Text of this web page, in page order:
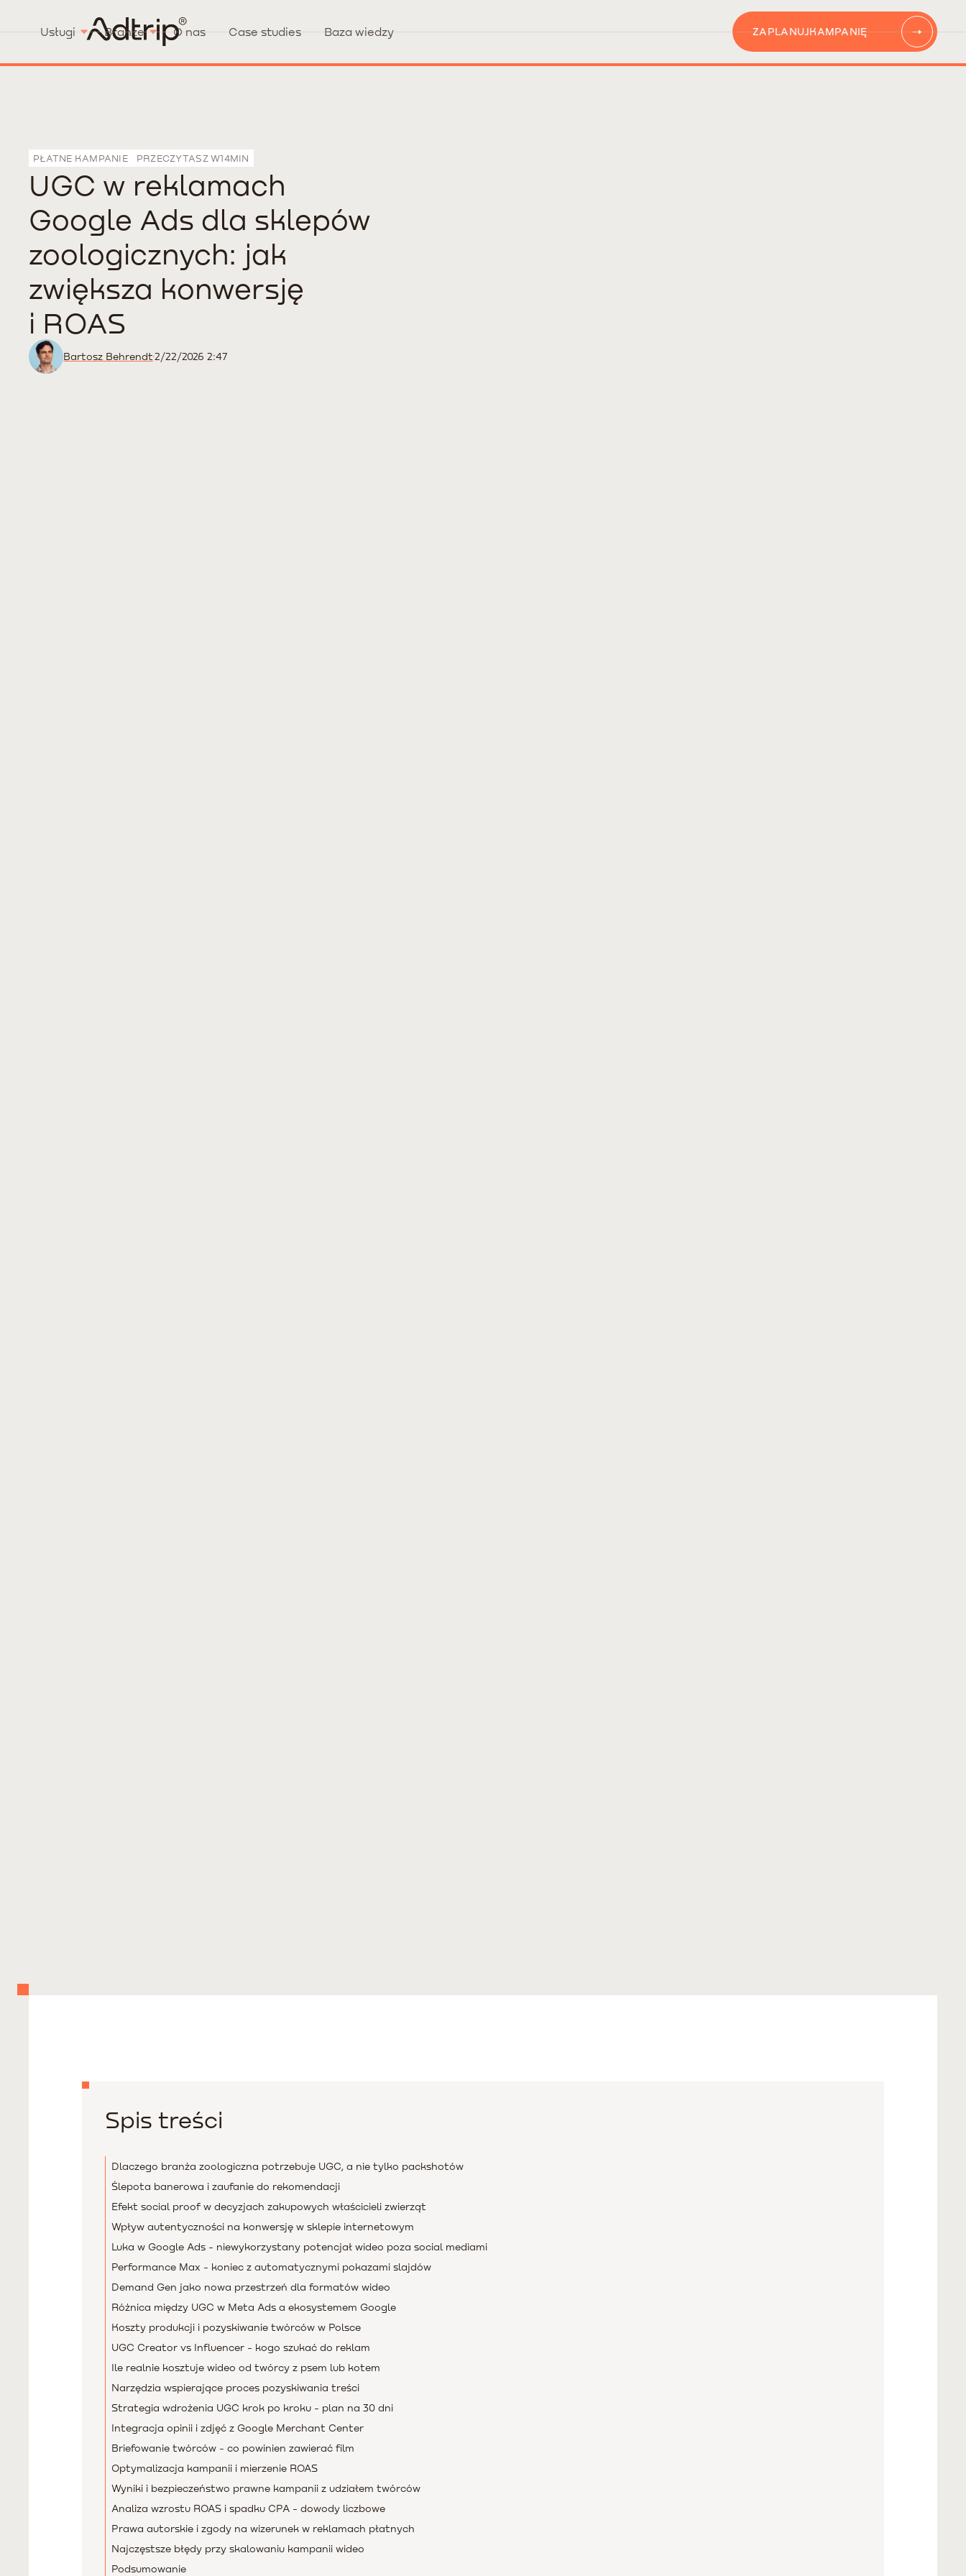
Usługi Branże O nas Case studies Baza wiedzy ZAPLANUJKAMPANIĘ
PŁATNE KAMPANIE PRZECZYTASZ W14MIN
UGC w reklamach
Google Ads dla sklepów
zoologicznych: jak
zwiększa konwersję
i ROAS
Bartosz Behrendt2/22/2026 2:47
Spis treści
Dlaczego branża zoologiczna potrzebuje UGC, a nie tylko packshotów
Ślepota banerowa i zaufanie do rekomendacji
Efekt social proof w decyzjach zakupowych właścicieli zwierząt
Wpływ autentyczności na konwersję w sklepie internetowym
Luka w Google Ads - niewykorzystany potencjał wideo poza social mediami
Performance Max - koniec z automatycznymi pokazami slajdów
Demand Gen jako nowa przestrzeń dla formatów wideo
Różnica między UGC w Meta Ads a ekosystemem Google
Koszty produkcji i pozyskiwanie twórców w Polsce
UGC Creator vs Influencer - kogo szukać do reklam
Ile realnie kosztuje wideo od twórcy z psem lub kotem
Narzędzia wspierające proces pozyskiwania treści
Strategia wdrożenia UGC krok po kroku - plan na 30 dni
Integracja opinii i zdjęć z Google Merchant Center
Briefowanie twórców - co powinien zawierać film
Optymalizacja kampanii i mierzenie ROAS
Wyniki i bezpieczeństwo prawne kampanii z udziałem twórców
Analiza wzrostu ROAS i spadku CPA - dowody liczbowe
Prawa autorskie i zgody na wizerunek w reklamach płatnych
Najczęstsze błędy przy skalowaniu kampanii wideo
Podsumowanie